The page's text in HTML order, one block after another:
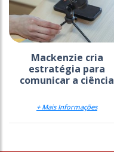
Mackenzie cria
estratégia para
comunicar a ciência
+ Mais Informações